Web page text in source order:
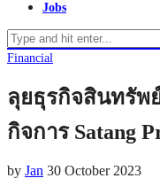
Jobs
Financial
ลุยธุรกิจสินทรัพ
กิจการ Satang
by Jan 30 October 2023